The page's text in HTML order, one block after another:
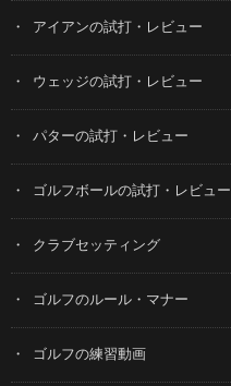
アイアンの試打・レビュー
ウェッジの試打・レビュー
パターの試打・レビュー
ゴルフボールの試打・レビュー
クラブセッティング
ゴルフのルール・マナー
ゴルフの練習動画